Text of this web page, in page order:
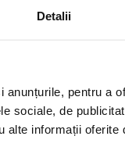
Detalii
pentru a
sociale, de
informații